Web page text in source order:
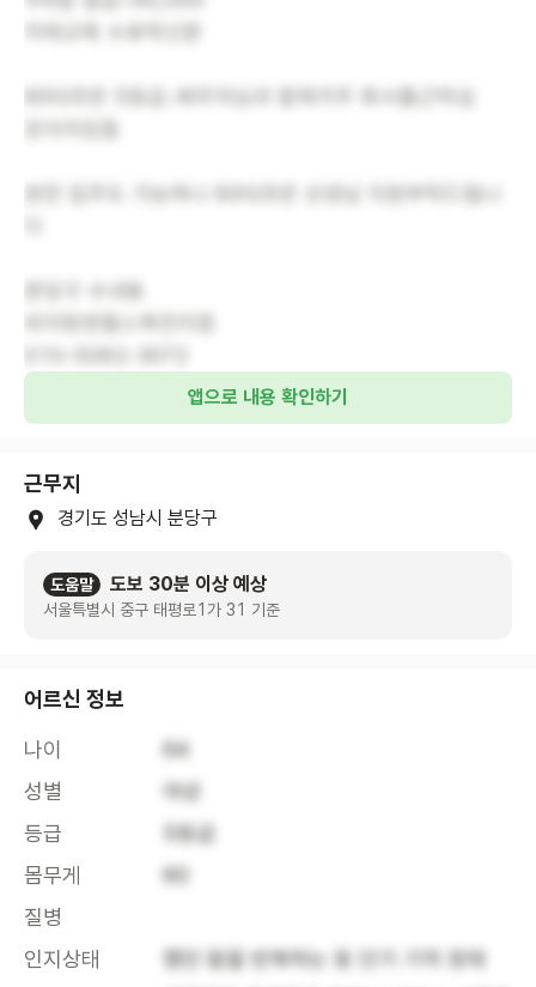
앱으로 내용 확인하기
근무지
경기도 성남시 분당구
도움말 도보 30분 이상 예상
서울특별시 중구 태평로1가 31 기준
어르신 정보
나이
64
성별
여성
등급
5등급
몸무게
60
질병
인지상태
했던 말을 반복하는 등 단기 기억 장애